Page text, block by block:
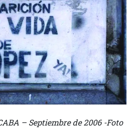
– Septiembre de 2006 -Foto